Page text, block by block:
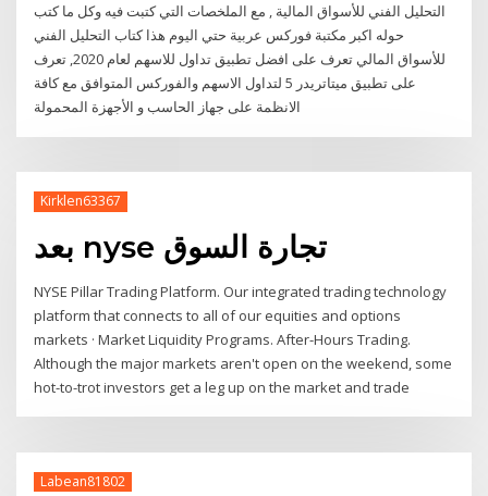
التحليل الفني للأسواق المالية , مع الملخصات التي كتبت فيه وكل ما كتب
حوله اكبر مكتبة فوركس عربية حتي اليوم هذا كتاب التحليل الفني
للأسواق المالي تعرف على افضل تطبيق تداول للاسهم لعام 2020, تعرف
على تطبيق ميتاتريدر 5 لتداول الاسهم والفوركس المتوافق مع كافة
الانظمة على جهاز الحاسب و الأجهزة المحمولة
Kirklen63367
بعد nyse تجارة السوق
NYSE Pillar Trading Platform. Our integrated trading technology
platform that connects to all of our equities and options
markets · Market Liquidity Programs. After-Hours Trading.
Although the major markets aren't open on the weekend, some
hot-to-trot investors get a leg up on the market and trade
Labean81802